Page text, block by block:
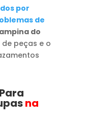
por
de
do
peças e o
na